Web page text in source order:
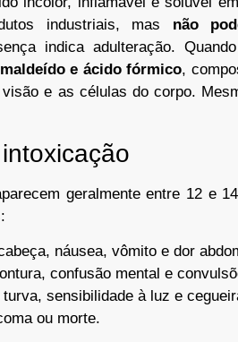
industriais, mas não
indica adulteração.
e ácido fórmico,
e as células do corpo.
geralmente entre 12 e
náusea, vômito e dor
confusão mental e
sensibilidade à luz e
ou morte.